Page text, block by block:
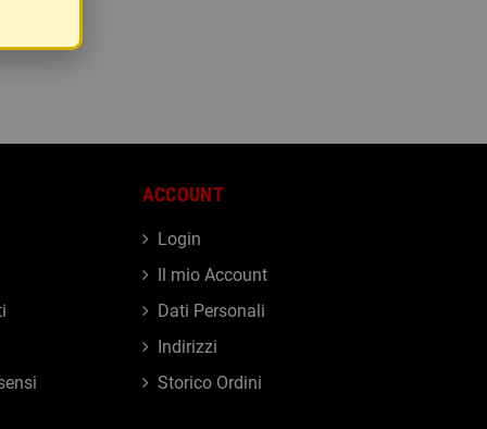
ACCOUNT
Login
Il mio Account
Dati Personali
Indirizzi
Storico Ordini